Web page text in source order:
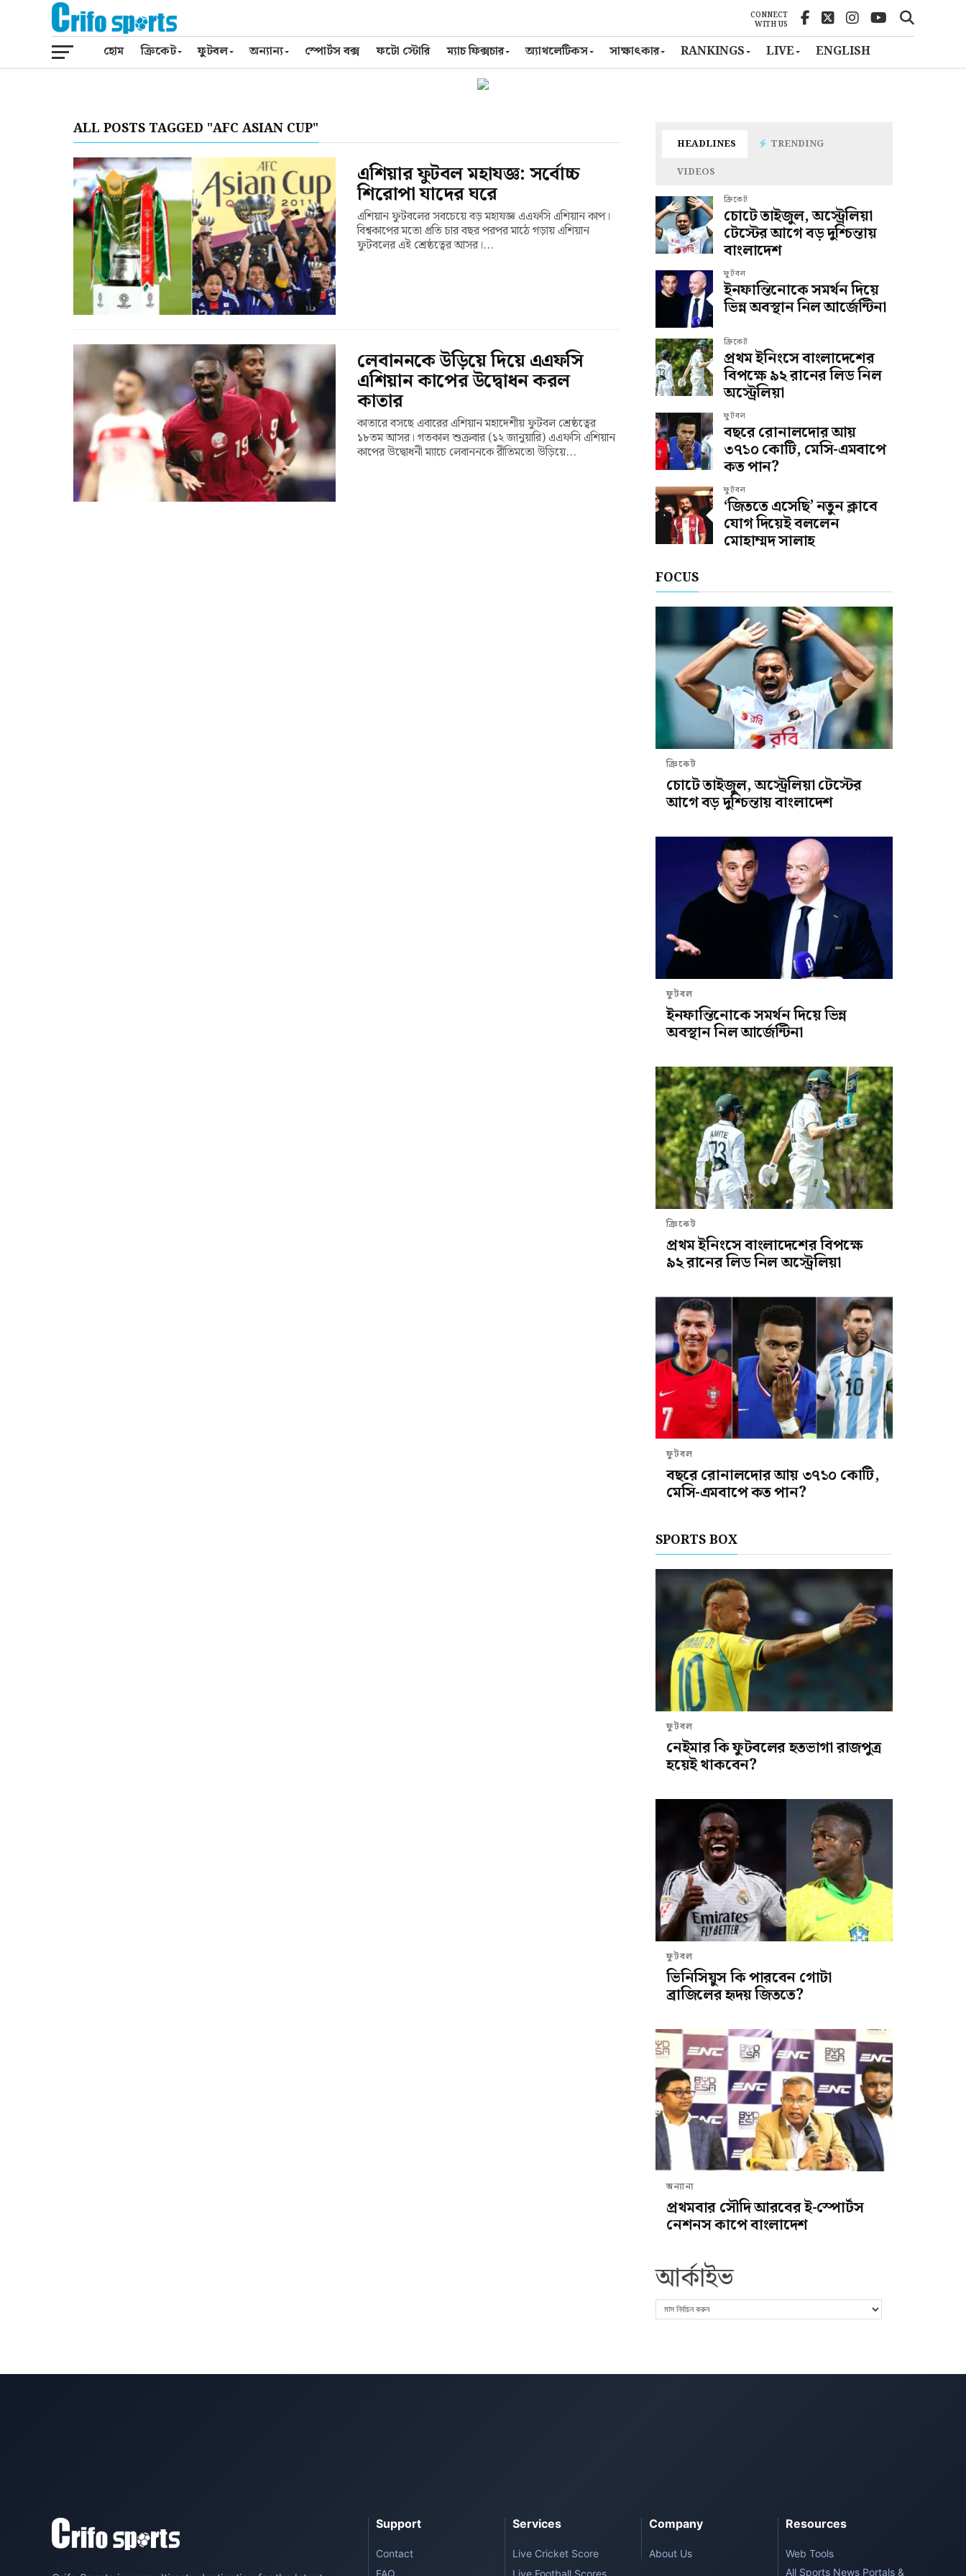
CONNECT
WITH US
হোম ক্রিকেট ফুটবল অন্যান্য স্পোর্টস বক্স ফটো স্টোরি ম্যাচ ফিক্সচার অ্যাথলেটিকস সাক্ষাৎকার RANKINGS LIVE ENGLISH
ALL POSTS TAGGED "AFC ASIAN CUP"
এশিয়ার ফুটবল মহাযজ্ঞ: সর্বোচ্চ
শিরোপা যাদের ঘরে
এশিয়ান ফুটবলের সবচেয়ে বড় মহাযজ্ঞ এএফসি এশিয়ান কাপ।
বিশ্বকাপের মতো প্রতি চার বছর পরপর মাঠে গড়ায় এশিয়ান
ফুটবলের এই শ্রেষ্ঠত্বের আসর।...
লেবাননকে উড়িয়ে দিয়ে এএফসি
এশিয়ান কাপের উদ্বোধন করল
কাতার
কাতারে বসছে এবারের এশিয়ান মহাদেশীয় ফুটবল শ্রেষ্ঠত্বের
১৮তম আসর। গতকাল শুক্রবার (১২ জানুয়ারি) এএফসি এশিয়ান
কাপের উদ্বোধনী ম্যাচে লেবাননকে রীতিমতো উড়িয়ে...
HEADLINES
TRENDING
VIDEOS
ক্রিকেট
চোটে তাইজুল, অস্ট্রেলিয়া
টেস্টের আগে বড় দুশ্চিন্তায়
বাংলাদেশ
ফুটবল
ইনফান্তিনোকে সমর্থন দিয়ে
ভিন্ন অবস্থান নিল আর্জেন্টিনা
ক্রিকেট
প্রথম ইনিংসে বাংলাদেশের
বিপক্ষে ৯২ রানের লিড নিল
অস্ট্রেলিয়া
ফুটবল
বছরে রোনালদোর আয়
৩৭১০ কোটি, মেসি-এমবাপে
কত পান?
ফুটবল
‘জিততে এসেছি’ নতুন ক্লাবে
যোগ দিয়েই বললেন
মোহাম্মদ সালাহ
FOCUS
ক্রিকেট
চোটে তাইজুল, অস্ট্রেলিয়া টেস্টের
আগে বড় দুশ্চিন্তায় বাংলাদেশ
ফুটবল
ইনফান্তিনোকে সমর্থন দিয়ে ভিন্ন
অবস্থান নিল আর্জেন্টিনা
ক্রিকেট
প্রথম ইনিংসে বাংলাদেশের বিপক্ষে
৯২ রানের লিড নিল অস্ট্রেলিয়া
ফুটবল
বছরে রোনালদোর আয় ৩৭১০ কোটি,
মেসি-এমবাপে কত পান?
SPORTS BOX
ফুটবল
নেইমার কি ফুটবলের হতভাগা রাজপুত্র
হয়েই থাকবেন?
ফুটবল
ভিনিসিয়ুস কি পারবেন গোটা
ব্রাজিলের হৃদয় জিততে?
অন্যান্য
প্রথমবার সৌদি আরবের ই-স্পোর্টস
নেশনস কাপে বাংলাদেশ
আর্কাইভ
Support
Contact
FAQ
Services
Live Cricket Score
Live Football Scores
Company
About Us
Resources
Web Tools
All Sports News Portals &